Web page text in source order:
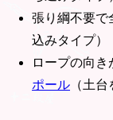
張り綱不要で
込みタイプ）
ロープの向
ポール （土